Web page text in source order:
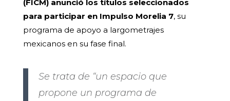
(FICM) anunció los títulos seleccionados
para participar en Impulso Morelia 7, su
programa de apoyo a largometrajes
mexicanos en su fase final.
Se trata de “un espacio que
propone un programa de